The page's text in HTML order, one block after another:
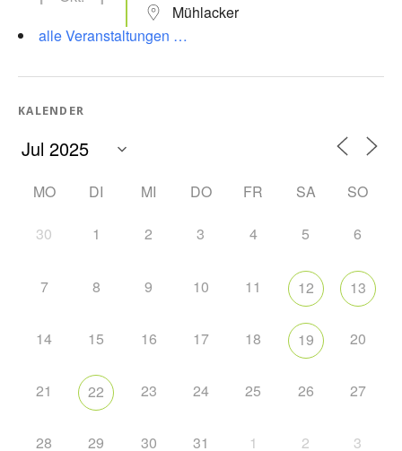
Mühlacker
alle Veranstaltungen …
KALENDER
MO DI MI DO FR SA SO
30 1 2 3 4 5 6
7 8 9 10 11 12 13
14 15 16 17 18 19 20
21 22 23 24 25 26 27
28 29 30 31 1 2 3